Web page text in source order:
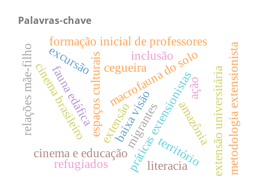
Palavras-chave
espaços culturais
formação inicial de professores
práticas extensionistasamazônia
macrofauna do solo
fauna edáfica
cinema e educação
cinema brasileiro extensão universitáriametodologia extensionista
território
relações mãe-filho
refugiados
migrantes
cegueira
baixa visão
literacia
ação
inclusão
extensão
excursão